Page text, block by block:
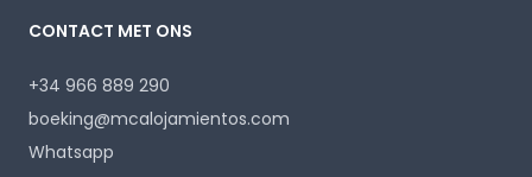
CONTACT MET ONS
+34 966 889 290
boeking@mcalojamientos.com
Whatsapp